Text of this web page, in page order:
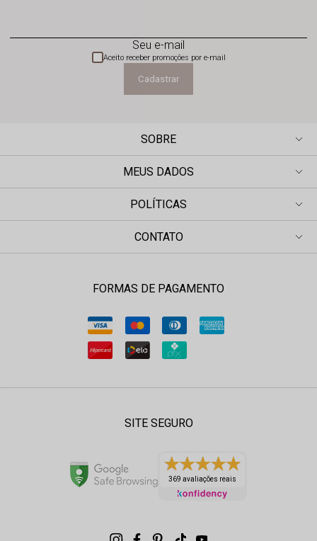
Seu e-mail
Cadastrar
Aceito receber promoções por e-mail
SOBRE
MEUS DADOS
POLÍTICAS
CONTATO
FORMAS DE PAGAMENTO
SITE SEGURO
369 avaliações reais